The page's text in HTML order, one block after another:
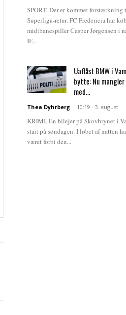
SPORT. Der er kommet
Superliga-retur. FC Fredericia har
midtbanespiller Casper Jørgensen i
IF,...
Uaflåst BMW i
bytte: Nu
med...
Thea Dyhrberg - 10:19 - 3. august
KRIMI. En bilejer på Skovbrynet i
start på søndagen. I løbet af natten
været forbi den...